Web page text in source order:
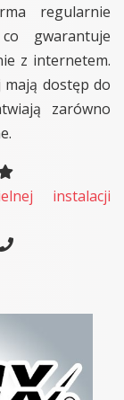
regularnie
gwarantuje
z internetem.
mają dostęp do
zarówno
instalacji